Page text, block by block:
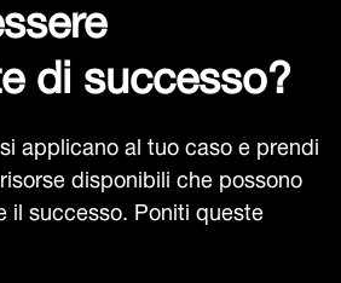
di successo?
applicano al tuo caso e prendi
disponibili che possono
il successo. Poniti queste